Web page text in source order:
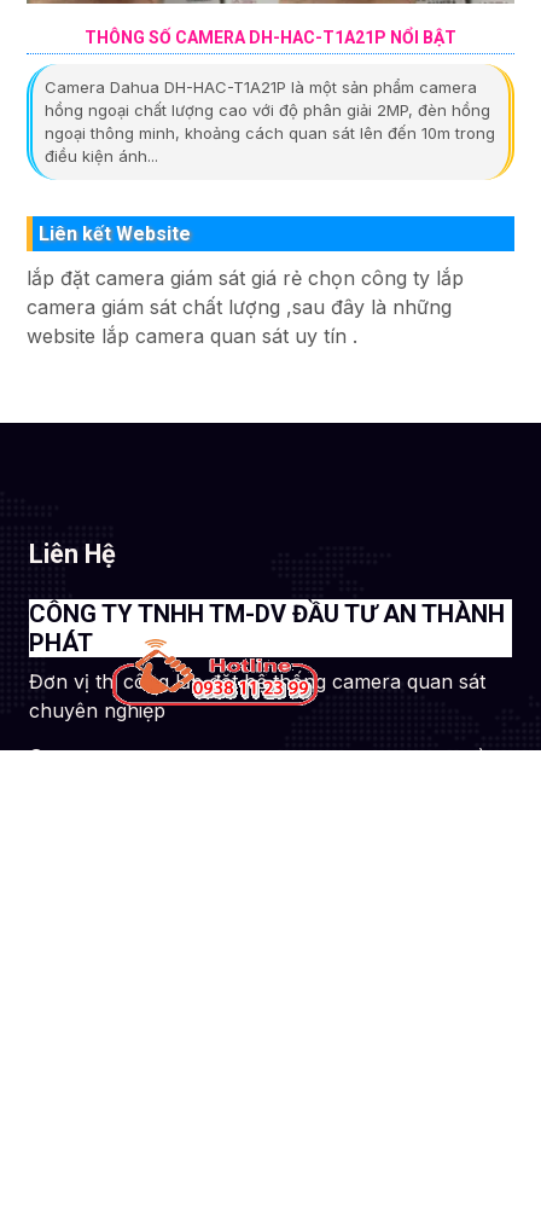
THÔNG SỐ CAMERA DH-HAC-T1A21P NỔI BẬT
Camera Dahua DH-HAC-T1A21P là một sản phẩm camera
hồng ngoại chất lượng cao với độ phân giải 2MP, đèn hồng
ngoại thông minh, khoảng cách quan sát lên đến 10m trong
điều kiện ánh...
Liên kết Website
lắp đặt camera giám sát giá rẻ chọn công ty lắp
camera giám sát chất lượng ,sau đây là những
website lắp camera quan sát uy tín .
Liên Hệ
CÔNG TY TNHH TM-DV ĐẦU TƯ AN THÀNH
PHÁT
Đơn vị thi công lắp đặt hệ thống camera quan sát
chuyên nghiệp